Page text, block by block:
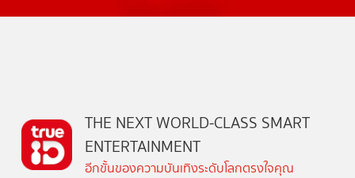
THE NEXT WORLD-CLASS SMART
ENTERTAINMENT
อีกขั้นของความบันเทิงระดับโลกตรงใจคุณ